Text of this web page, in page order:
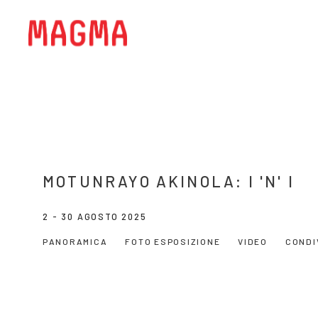
MOTUNRAYO AKINOLA: I 'N' I
2 - 30 AGOSTO 2025
PANORAMICA FOTO ESPOSIZIONE VIDEO